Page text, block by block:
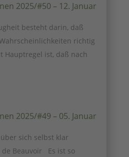
2025/#50 – 12. Januar
besteht darin, daß
richtig
Hauptregel ist, daß nach
2025/#49 – 05. Januar
sich selbst klar
de Beauvoir Es ist so